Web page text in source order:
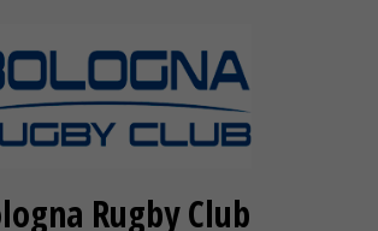
Rugby Club